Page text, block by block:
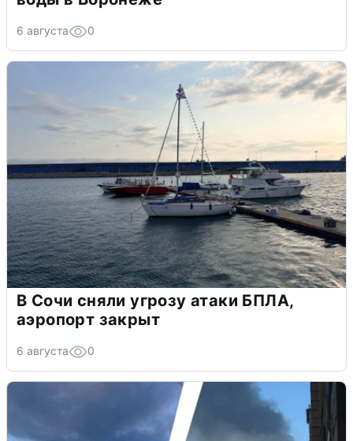
6 августа 0
В Сочи сняли угрозу атаки БПЛА,
аэропорт закрыт
6 августа 0